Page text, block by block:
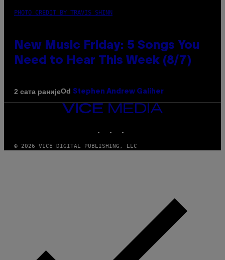
PHOTO CREDIT BY TRAVIS SHINN
New Music Friday: 5 Songs You
Need to Hear This Week (8/7)
2 сата ранијеOd Stephen Andrew Galiher
VICE
© 2026 VICE DIGITAL PUBLISHING, LLC